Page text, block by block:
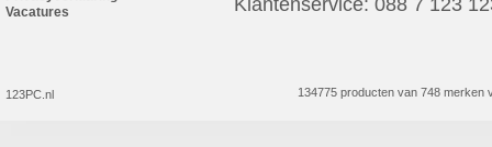
Vacatures
123PC.nl
Klantenservice: 088 7 123
134775 producten van 748 merken